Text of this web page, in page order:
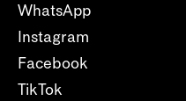
WhatsApp
Instagram
Facebook
TikTok